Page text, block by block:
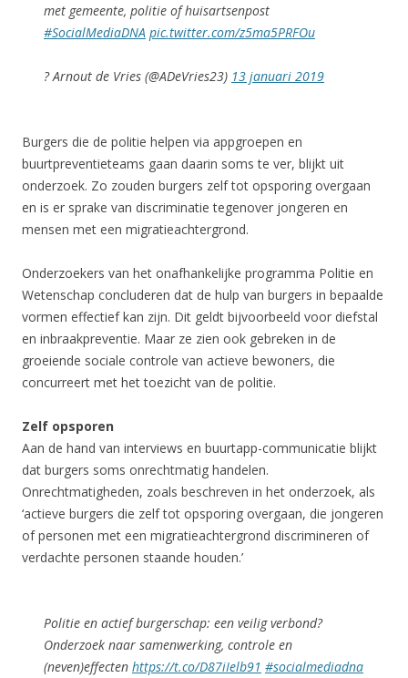
met gemeente, politie of huisartsenpost
#SocialMediaDNA pic.twitter.com/z5ma5PRFOu
? Arnout de Vries (@ADeVries23) 13 januari 2019
Burgers die de politie helpen via appgroepen en
buurtpreventieteams gaan daarin soms te ver, blijkt uit
onderzoek. Zo zouden burgers zelf tot opsporing overgaan
en is er sprake van discriminatie tegenover jongeren en
mensen met een migratieachtergrond.
Onderzoekers van het onafhankelijke programma Politie en
Wetenschap concluderen dat de hulp van burgers in bepaalde
vormen effectief kan zijn. Dit geldt bijvoorbeeld voor diefstal
en inbraakpreventie. Maar ze zien ook gebreken in de
groeiende sociale controle van actieve bewoners, die
concurreert met het toezicht van de politie.
Zelf opsporen
Aan de hand van interviews en buurtapp-communicatie blijkt
dat burgers soms onrechtmatig handelen.
Onrechtmatigheden, zoals beschreven in het onderzoek, als
‘actieve burgers die zelf tot opsporing overgaan, die jongeren
of personen met een migratieachtergrond discrimineren of
verdachte personen staande houden.’
Politie en actief burgerschap: een veilig verbond?
Onderzoek naar samenwerking, controle en
(neven)effecten https://t.co/D87iIelb91 #socialmediadna